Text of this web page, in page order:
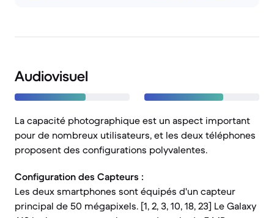
Audiovisuel
La capacité photographique est un aspect important
pour de nombreux utilisateurs, et les deux téléphones
proposent des configurations polyvalentes.
Configuration des Capteurs :
Les deux smartphones sont équipés d'un capteur
principal de 50 mégapixels. [1, 2, 3, 10, 18, 23] Le Galaxy